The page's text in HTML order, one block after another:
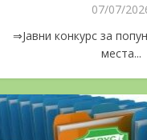
07/07/
⇒Јавни конкурс за
места...